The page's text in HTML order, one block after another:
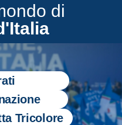
di
Tricolore